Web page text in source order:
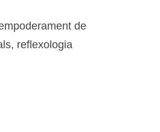
de
reflexologia